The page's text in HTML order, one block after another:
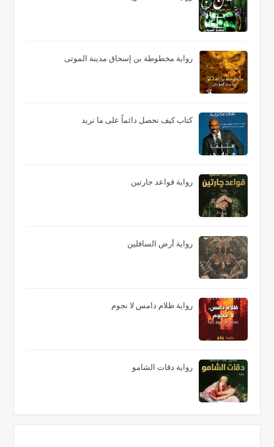
رواية مخطوطة بن إسحاق مدينة الموتى
كتاب كيف نحصل دائماً على ما نريد
رواية قواعد جارتين
رواية أرض السافلين
رواية ظلام دامس لا نجوم
رواية دقات الشامو